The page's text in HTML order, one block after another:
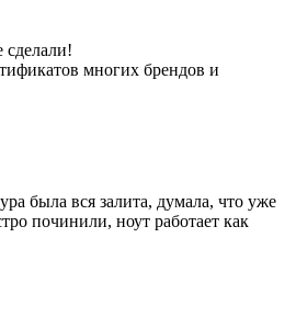
сделали!
многих брендов и
была вся залита, думала, что уже
починили, ноут работает как